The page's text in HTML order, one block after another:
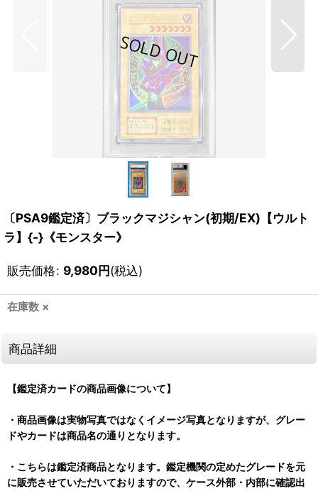
〔PSA9鑑定済〕ブラックマジシャン(初期/EX)【ウルト
ラ】{-}《モンスター》
販売価格: 9,980円(税込)
在庫数 ×
商品詳細
【鑑定済カードの商品画像について】
・商品画像は実物写真ではなくイメージ写真となりますが、グレー
ドやカードは商品名の通りとなります。
・こちらは鑑定済商品となります。鑑定機関の定めたグレードを元
に販売させていただいておりますので、ケース外部・内部に確認出